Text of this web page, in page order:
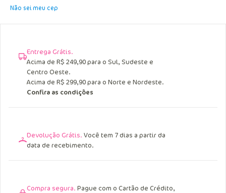
Não sei meu cep
Entrega Grátis.
Acima de R$ 249,90 para o Sul, Sudeste e
Centro Oeste.
Acima de R$ 299,90 para o Norte e Nordeste.
Confira as condições
Devolução Grátis. Você tem 7 dias a partir da
data de recebimento.
Compra segura. Pague com o Cartão de Crédito,